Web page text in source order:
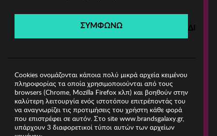
Filters
ΣΥΜΦΩΝΩ
Cookies ονομάζονται κάποια πολύ μικρά αρχεία κειμένου
πληροφορίας τα οποία χρησιμοποιούνται από τους
browsers (Chrome, Mozilla Firefox κλπ) και βοηθούν στην
καλύτερη λειτουργία ενός ιστοτόπου επιτρέποντάς του
να αναγνωρίζει τις προτιμήσεις του χρήστη κάθε φορά
που επιστρέφει σε αυτόν. Στο site www.brandsgalaxy.gr,
υπάρχουν 3 διαφορετικοί τύποι αυτών των αρχείων